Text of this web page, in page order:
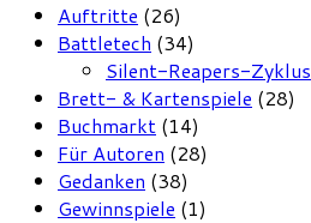
Auftritte (26)
Battletech (34)
Silent-Reapers-Zyklus
Brett- & Kartenspiele (28)
Buchmarkt (14)
Für Autoren (28)
Gedanken (38)
Gewinnspiele (1)